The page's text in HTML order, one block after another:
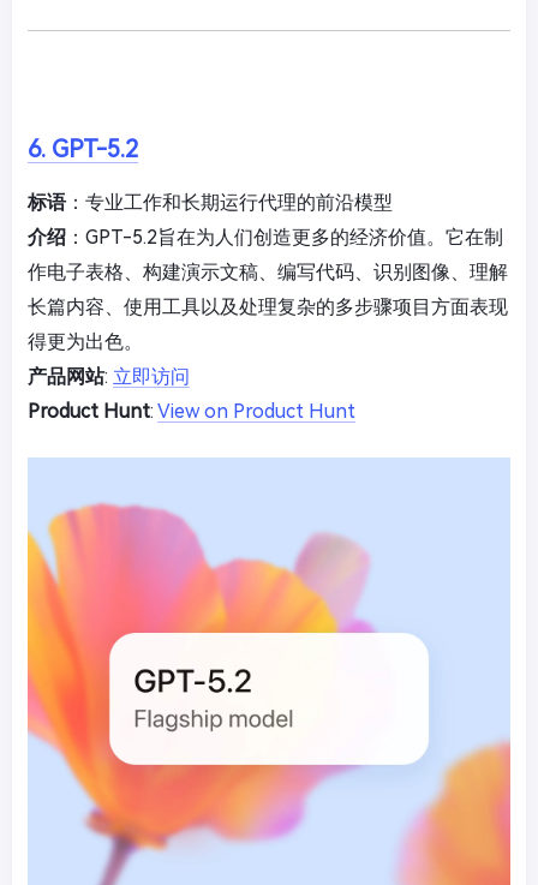
6. GPT-5.2
标语：专业工作和长期运行代理的前沿模型
介绍 ：GPT-5.2旨在为人们创造更多的经济价值。它在制
作电子表格、构建演示文稿、编写代码、识别图像、理解
长篇内容、使用工具以及处理复杂的多步骤项目方面表现
得更为出色。
产品网站: 立即访问
Product Hunt: View on Product Hunt